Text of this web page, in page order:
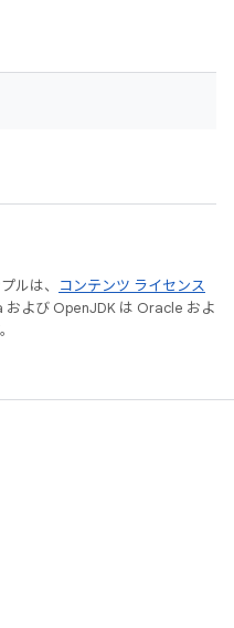
ルは、
コンテンツ ライセンス
および OpenJDK は Oracle およ